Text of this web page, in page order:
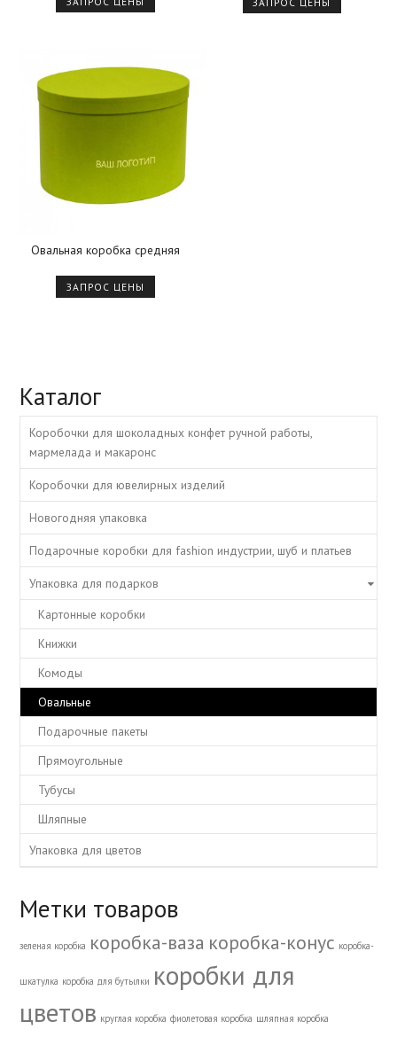
Овальная коробка средняя
ЗАПРОС ЦЕНЫ
Каталог
Коробочки для шоколадных конфет ручной работы,
мармелада и макаронс
Коробочки для ювелирных изделий
Новогодняя упаковка
Подарочные коробки для fashion индустрии, шуб и платьев
Упаковка для подарков
Картонные коробки
Книжки
Комоды
Овальные
Подарочные пакеты
Прямоугольные
Тубусы
Шляпные
Упаковка для цветов
Метки товаров
зеленая коробка коробка-ваза коробка-конус коробка-
шкатулка коробка для бутылки коробки для
цветов круглая коробка фиолетовая коробка шляпная коробка